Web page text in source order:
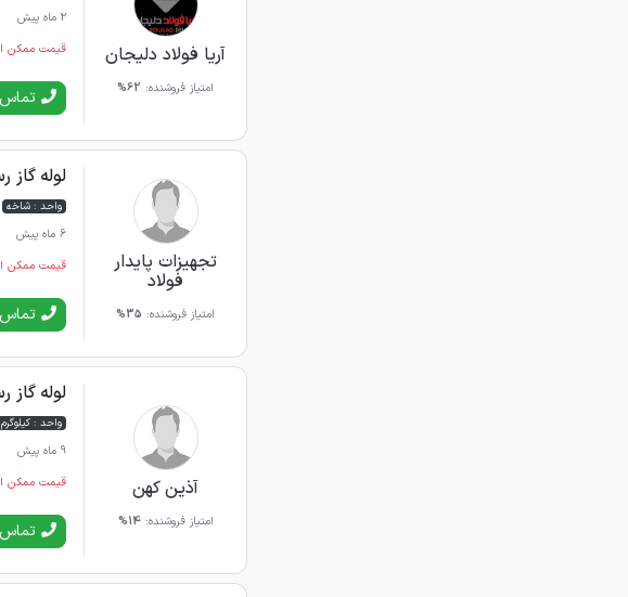
آریا فولاد دلیجان
امتیاز فروشنده: 62%
2 ماه پیش
قیمت ممکن
تماس
تجهیزات پایدار
فولاد
امتیاز فروشنده: 35%
لوله گاز
واحد : شاخه
6 ماه پیش
قیمت ممکن
تماس
آذین کهن
امتیاز فروشنده:14%
لوله گاز
واحد : کیلوگرم
9 ماه پیش
قیمت ممکن
تماس